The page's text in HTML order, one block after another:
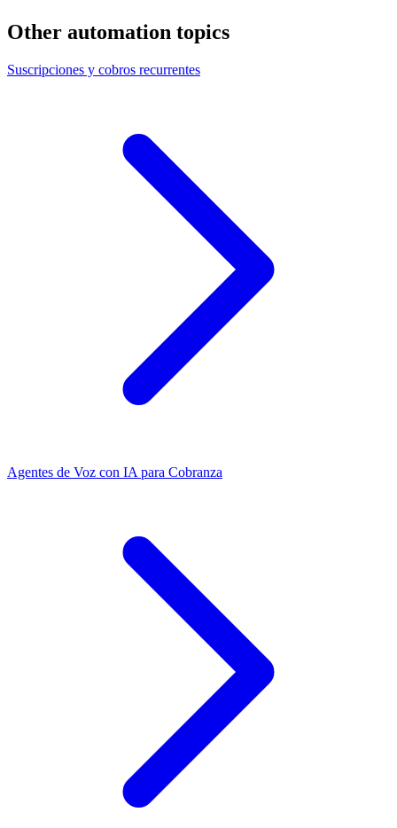
Other automation topics
Suscripciones y cobros recurrentes
Agentes de Voz con IA para Cobranza